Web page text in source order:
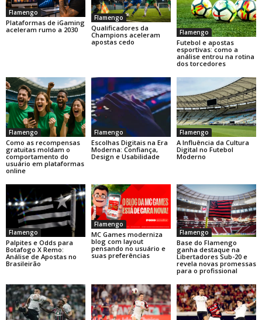
Flamengo
Plataformas de iGaming
aceleram rumo a 2030
Flamengo
Qualificadores da
Champions aceleram
apostas cedo
Flamengo
Futebol e apostas
esportivas: como a
análise entrou na rotina
dos torcedores
Flamengo
Como as recompensas
gratuitas moldam o
comportamento do
usuário em plataformas
online
Flamengo
Escolhas Digitais na Era
Moderna: Confiança,
Design e Usabilidade
Flamengo
A Influência da Cultura
Digital no Futebol
Moderno
Flamengo
Palpites e Odds para
Botafogo X Remo:
Análise de Apostas no
Brasileirão
Flamengo
MC Games moderniza
blog com layout
pensando no usuário e
suas preferências
Flamengo
Base do Flamengo
ganha destaque na
Libertadores Sub-20 e
revela novas promessas
para o profissional